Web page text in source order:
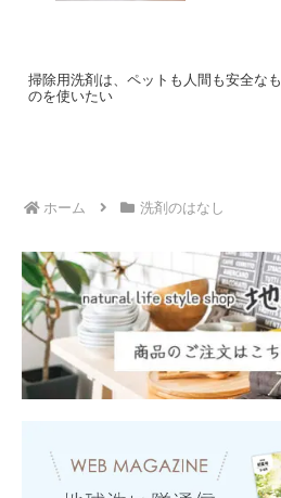
掃除用洗剤は、ペットも人間も安全なも
のを使いたい
ホーム 洗剤のはなし